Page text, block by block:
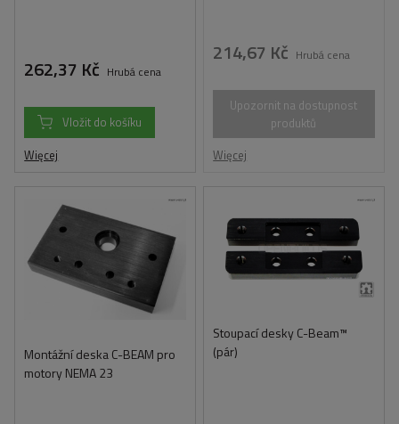
262,37 Kč Hrubá cena
Vložit do košíku
Więcej
214,67 Kč Hrubá cena
Upozornit na dostupnost
produktů
Więcej
Montážní deska C-BEAM pro
motory NEMA 23
Stoupací desky C-Beam™
(pár)